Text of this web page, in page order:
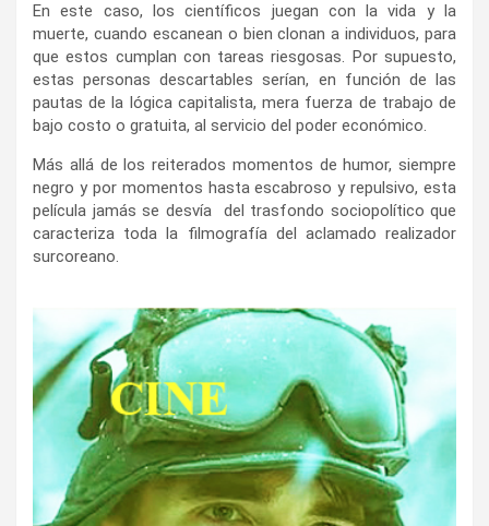
En este caso, los científicos juegan con la vida y la
muerte, cuando escanean o bien clonan a individuos, para
que estos cumplan con tareas riesgosas. Por supuesto,
estas personas descartables serían, en función de las
pautas de la lógica capitalista, mera fuerza de trabajo de
bajo costo o gratuita, al servicio del poder económico.
Más allá de los reiterados momentos de humor, siempre
negro y por momentos hasta escabroso y repulsivo, esta
película jamás se desvía del trasfondo sociopolítico que
caracteriza toda la filmografía del aclamado realizador
surcoreano.